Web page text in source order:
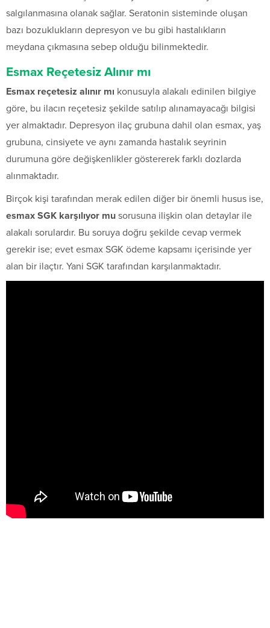
salgılanmasına olanak sağlar. Seratonin sisteminde oluşan
bazı bozuklukların depresyon ve bu gibi hastalıkların
meydana çıkmasına sebep olduğu bilinmektedir.
Esmax Reçetesiz Alınır mı
Esmax reçetesiz alınır mı konusuyla alakalı edinilen bilgiye
göre, bu ilacın reçetesiz şekilde satılıp alınamayacağı bilgisi
yer almaktadır. Depresyon ilaç grubuna dahil olan esmax, yaş
grubuna, cinsiyete ve aynı zamanda hastalık seyrinin
durumuna göre değişkenlikler göstererek farklı dozlarda
alınmaktadır.
Birçok kişi tarafından merak edilen diğer bir önemli husus ise,
esmax SGK karşılıyor mu sorusuna ilişkin olan detaylar ile
alakalı sorulardır. Bu soruya doğru şekilde cevap vermek
gerekir ise; evet esmax SGK ödeme kapsamı içerisinde yer
alan bir ilaçtır. Yani SGK tarafından karşılanmaktadır.